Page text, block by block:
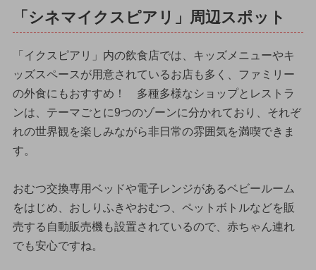
「シネマイクスピアリ」周辺スポット
「イクスピアリ」内の飲食店では、キッズメニューやキ
ッズスペースが用意されているお店も多く、ファミリー
の外食にもおすすめ！ 多種多様なショップとレストラ
ンは、テーマごとに9つのゾーンに分かれており、それぞ
れの世界観を楽しみながら非日常の雰囲気を満喫できま
す。
おむつ交換専用ベッドや電子レンジがあるベビールーム
をはじめ、おしりふきやおむつ、ペットボトルなどを販
売する自動販売機も設置されているので、赤ちゃん連れ
でも安心ですね。